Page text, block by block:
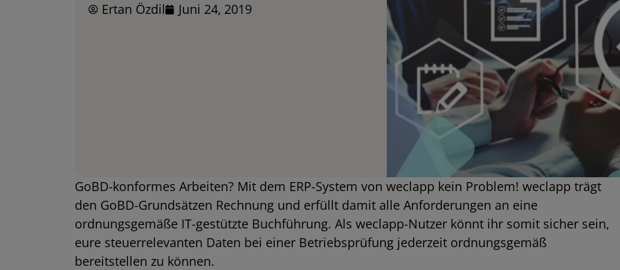
Ertan Özdil Juni 24, 2019
GoBD-konformes Arbeiten? Mit dem ERP-System von weclapp kein Problem! weclapp trägt
den GoBD-Grundsätzen Rechnung und erfüllt damit alle Anforderungen an eine
ordnungsgemäße IT-gestützte Buchführung. Als weclapp-Nutzer könnt ihr somit sicher sein,
eure steuerrelevanten Daten bei einer Betriebsprüfung jederzeit ordnungsgemäß
bereitstellen zu können.